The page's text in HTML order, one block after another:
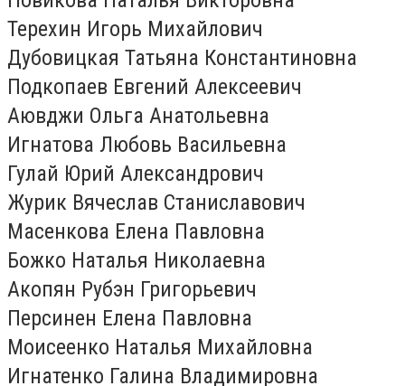
Терехин Игорь Михайлович
Дубовицкая Татьяна Константиновна
Подкопаев Евгений Алексеевич
Аювджи Ольга Анатольевна
Игнатова Любовь Васильевна
Гулай Юрий Александрович
Журик Вячеслав Станиславович
Масенкова Елена Павловна
Божко Наталья Николаевна
Акопян Рубэн Григорьевич
Персинен Елена Павловна
Моисеенко Наталья Михайловна
Игнатенко Галина Владимировна